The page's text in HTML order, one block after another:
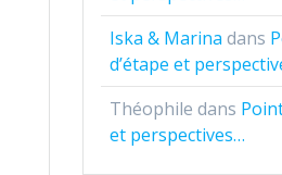
Iska & Marina dans
d’étape et
Théophile dans
et perspectives…